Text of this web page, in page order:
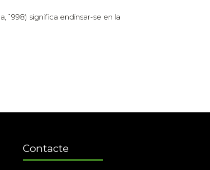
1998) significa endinsar-se en la
Contacte